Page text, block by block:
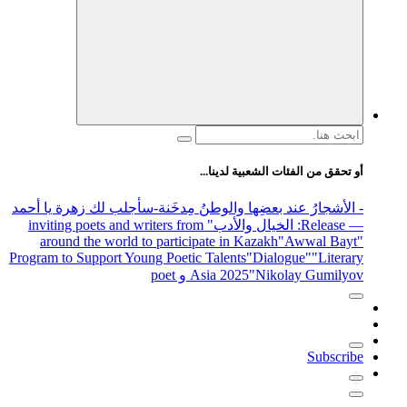
لدينا...
والوطنُ مِدخَنة-سأجلب لك زهرة يا أحمد
" inviting poets and writers from
around the world to participate in
Program to Support Young Poetic Talents
Asia